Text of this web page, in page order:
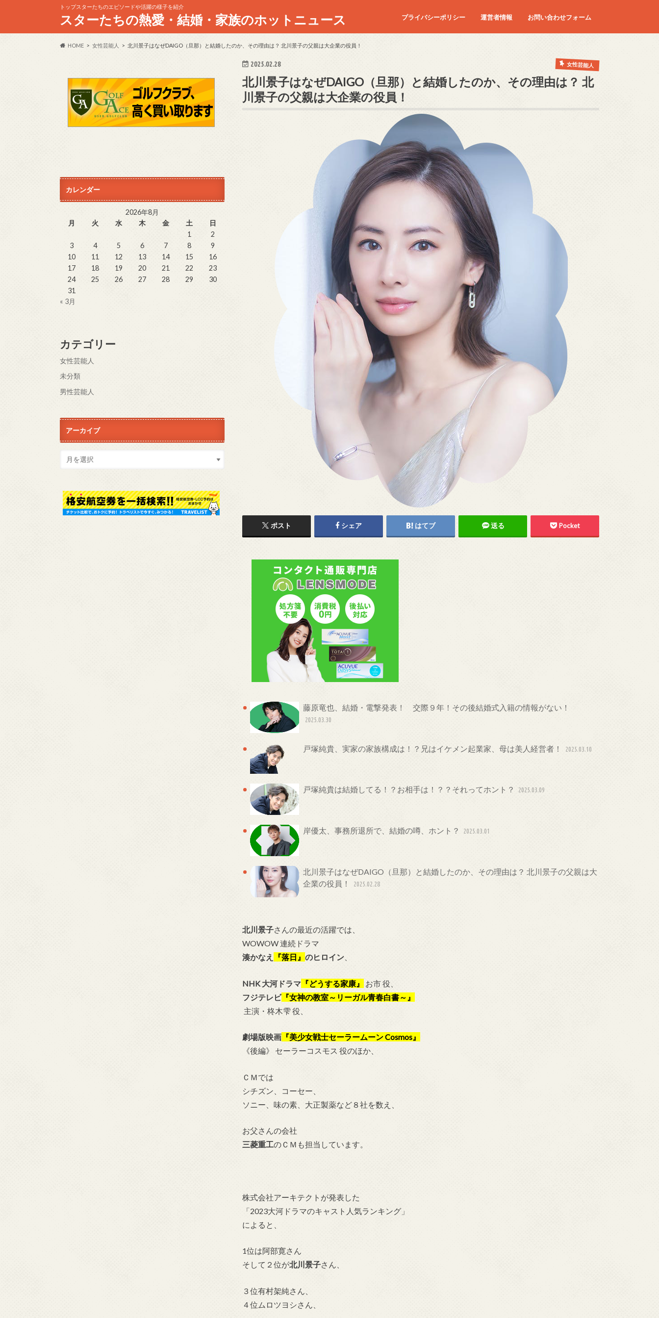
トップスターたちのエピソードや活躍の様子を紹介
スターたちの熱愛・結婚・家族のホットニュース プライバシーポリシー 運営者情報 お問い合わせフォーム
HOME 女性芸能人 北川景子はなぜDAIGO（旦那）と結婚したのか、その理由は？ 北川景子の父親は大企業の役員！
2025.02.28 女性芸能人
北川景子はなぜDAIGO（旦那）と結婚したのか、その理由は？ 北
川景子の父親は大企業の役員！
ポスト シェア はてブ 送る Pocket
藤原竜也、結婚・電撃発表！ 交際９年！その後結婚式入籍の情報がない！
2025.03.30
戸塚純貴、実家の家族構成は！？兄はイケメン起業家、母は美人経営者！ 2025.03.10
戸塚純貴は結婚してる！？お相手は！？？それってホント？ 2025.03.09
岸優太、事務所退所で、結婚の噂、ホント？ 2025.03.01
北川景子はなぜDAIGO（旦那）と結婚したのか、その理由は？ 北川景子の父親は大
企業の役員！
2025.02.28
北川景子さんの最近の活躍では、
WOWOW 連続ドラマ
湊かなえ
『落日』 のヒロイン
NHK 大河ドラマ 『どうする家康』
お市 役、
フジテレビ 『女神の教室～リーガル青春白書～』
主演・柊木雫 役、
劇場版映画 『美少女戦士セーラームーン Cosmos』
《後編》 セーラーコスモス 役のほか、
ＣＭでは
シチズン、コーセー、
ソニー、味の素、大正製薬など８社を数え、
お父さんの会社
三菱重工のＣＭも担当しています。
株式会社アーキテクトが発表した
「2023大河ドラマのキャスト人気ランキング」
によると、
1位は阿部寛さん
そして２位が北川景子さん、
３位有村架純さん、
４位ムロツヨシさん、
カレンダー
2026年8月
月
火 水 木 金 土
日
1
2
3
4 5 6 7 8
9
10
11 12 13 14 15
16
17
18 19 20 21 22
23
24
25 26 27 28 29
30
31
« 3月
カテゴリー
女性芸能人
未分類
男性芸能人
アーカイブ